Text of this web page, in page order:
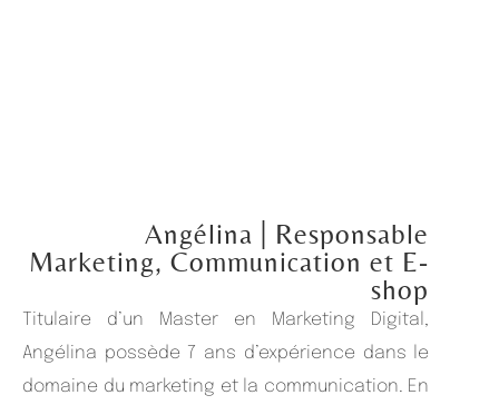
Angélina
| Responsable
Marketing, Communication et E-
shop
Titulaire d’un Master en Marketing Digital,
Angélina possède 7 ans d’expérience dans le
domaine du marketing et la communication. En